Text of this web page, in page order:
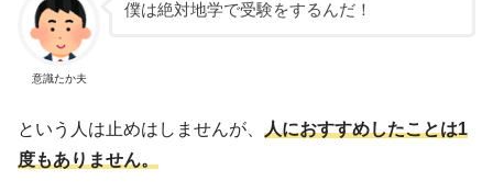
意識たか夫
僕は絶対地学で受験をするんだ！
という人は止めはしませんが、人におすすめしたことは1
度もありません。